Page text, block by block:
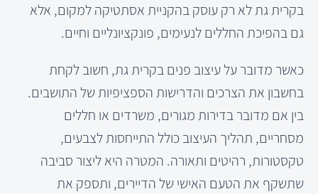
בקרית גת לא רק עוסק בהקניית אסתטיקה למקום, אלא
גם בהפיכת החללים לנעימים, פונקציונליים וחיים.
כאשר מדובר על עיצוב פנים בקרית גת, חשוב לקחת
בחשבון את הצרכים והדרישות הספציפיות של התושבים.
בין אם מדובר בדירות מגורים, משרדים או חללים
מסחריים, תהליך העיצוב כולל התייחסות לצבעים,
טקסטורות, רהיטים ותאורה. המטרה היא ליצור סביבה
שתשקף את הטעם האישי של הדיירים, ותספק את